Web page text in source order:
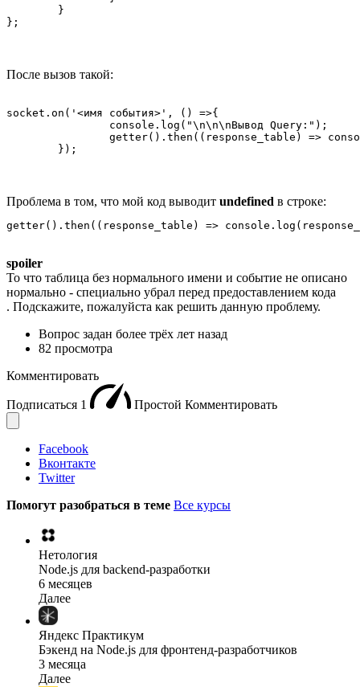
};
После вызов такой:
socket.on('<имя события>', () =>{
  	});
Проблема в том, что мой код выводит undefined в строке:
getter().then((response_table) =>
spoiler
То что таблица без нормального имени и событие не описано
нормально - специально убрал перед предоставлением кода
. Подскажите, пожалуйста как решить данную проблему.
Вопрос задан более трёх лет назад
82 просмотра
Комментировать
Подписаться 1 Простой Комментировать
Facebook
Вконтакте
Twitter
Помогут разобраться в теме Все курсы
Нетология
Node.js для backend-разработки
6 месяцев
Далее
Яндекс Практикум
Бэкенд на Node.js для фронтенд-разработчиков
3 месяца
Далее